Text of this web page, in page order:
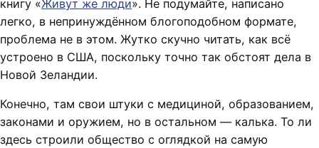
книгу «Живут же люди». Не подумайте, написано
легко, в непринуждённом блогоподобном формате,
проблема не в этом. Жутко скучно читать, как всё
устроено в США, поскольку точно так обстоят дела в
Новой Зеландии.
Конечно, там свои штуки с медициной, образованием,
законами и оружием, но в остальном — калька. То ли
здесь строили общество с оглядкой на самую